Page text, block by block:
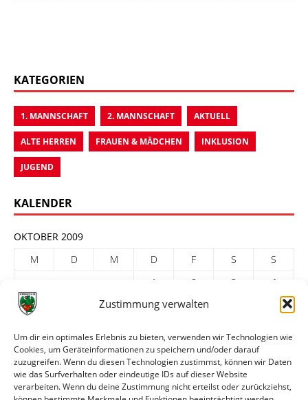
Zustimmung verwalten
Um dir ein optimales Erlebnis zu bieten, verwenden wir Technologien wie
Cookies, um Geräteinformationen zu speichern und/oder darauf
zuzugreifen. Wenn du diesen Technologien zustimmst, können wir Daten
wie das Surfverhalten oder eindeutige IDs auf dieser Website
verarbeiten. Wenn du deine Zustimmung nicht erteilst oder zurückziehst,
KATEGORIEN
1. MANNSCHAFT 2. MANNSCHAFT AKTUELL
ALTE HERREN FRAUEN & MÄDCHEN INKLUSION
JUGEND
KALENDER
OKTOBER 2009
M
D M D F S
S
1
2 3
4
5
7 8 9
19
20 21 22 23 24
26
27 28 29 30
31
« Sep.
Nov. »